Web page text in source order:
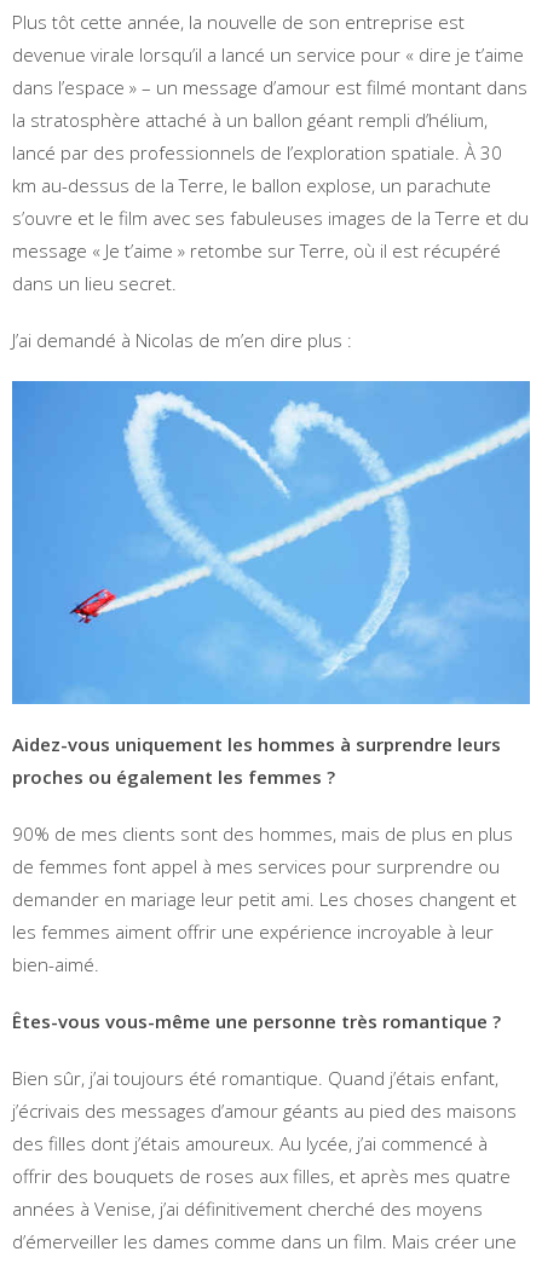
Plus tôt cette année, la nouvelle de son entreprise est
devenue virale lorsqu’il a lancé un service pour « dire je t’aime
dans l’espace » – un message d’amour est filmé montant dans
la stratosphère attaché à un ballon géant rempli d’hélium,
lancé par des professionnels de l’exploration spatiale. À 30
km au-dessus de la Terre, le ballon explose, un parachute
s’ouvre et le film avec ses fabuleuses images de la Terre et du
message « Je t’aime » retombe sur Terre, où il est récupéré
dans un lieu secret.
J’ai demandé à Nicolas de m’en dire plus :
Aidez-vous uniquement les hommes à surprendre leurs
proches ou également les femmes ?
90% de mes clients sont des hommes, mais de plus en plus
de femmes font appel à mes services pour surprendre ou
demander en mariage leur petit ami. Les choses changent et
les femmes aiment offrir une expérience incroyable à leur
bien-aimé.
Êtes-vous vous-même une personne très romantique ?
Bien sûr, j’ai toujours été romantique. Quand j’étais enfant,
j’écrivais des messages d’amour géants au pied des maisons
des filles dont j’étais amoureux. Au lycée, j’ai commencé à
offrir des bouquets de roses aux filles, et après mes quatre
années à Venise, j’ai définitivement cherché des moyens
d’émerveiller les dames comme dans un film. Mais créer une